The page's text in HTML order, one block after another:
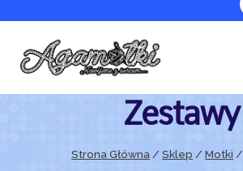
Zestawy
Strona Główna / Sklep / Motki /